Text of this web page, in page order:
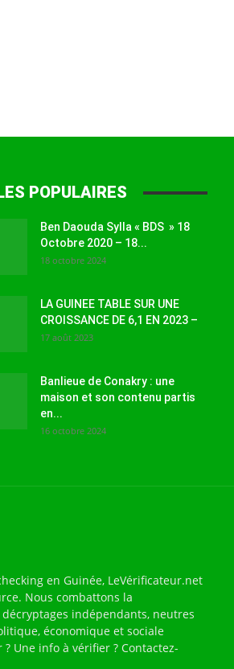
POPULAIRES
Ben Daouda Sylla « BDS » 18
Octobre 2020 – 18...
18 octobre 2024
LA GUINEE TABLE SUR UNE
CROISSANCE DE 6,1 EN 2023 –
17 août 2023
Banlieue de Conakry : une
maison et son contenu partis
en...
16 octobre 2024
en Guinée, LeVérificateur.net
Nous combattons la
indépendants, neutres
économique et sociale
Une info à vérifier ? Contactez-